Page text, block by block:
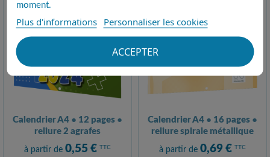
moment.
Plus d'informations Personnaliser les cookies
ACCEPTER
Calendrier A4 ● 12 pages ●
reliure 2 agrafes
à partir de 0,55 € TTC
Calendrier A4 ● 16 pages ●
reliure spirale métallique
à partir de 0,69 € TTC